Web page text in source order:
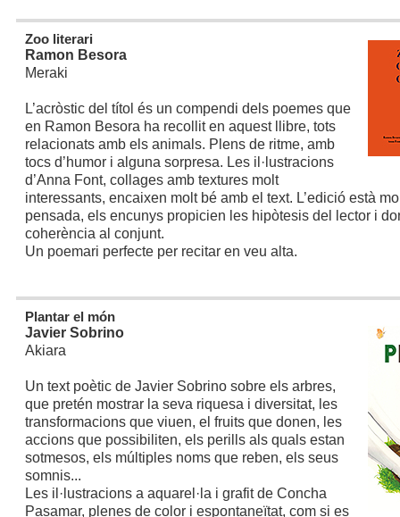
Zoo literari
Ramon Besora
Meraki
L’acròstic del títol és un compendi dels poemes que
en Ramon Besora ha recollit en aquest llibre, tots
relacionats amb els animals. Plens de ritme, amb
tocs d’humor i alguna sorpresa. Les il·lustracions
d’Anna Font, collages amb textures molt
interessants, encaixen molt bé amb el text. L’edició està
pensada, els encunys propicien les hipòtesis del lector i
coherència al conjunt.
Un poemari perfecte per recitar en veu alta.
Plantar el món
Javier Sobrino
Akiara
Un text poètic de Javier Sobrino sobre els arbres,
que pretén mostrar la seva riquesa i diversitat, les
transformacions que viuen, el fruits que donen, les
accions que possibiliten, els perills als quals estan
sotmesos, els múltiples noms que reben, els seus
somnis...
Les il·lustracions a aquarel·la i grafit de Concha
Pasamar, plenes de color i espontaneïtat, com si es